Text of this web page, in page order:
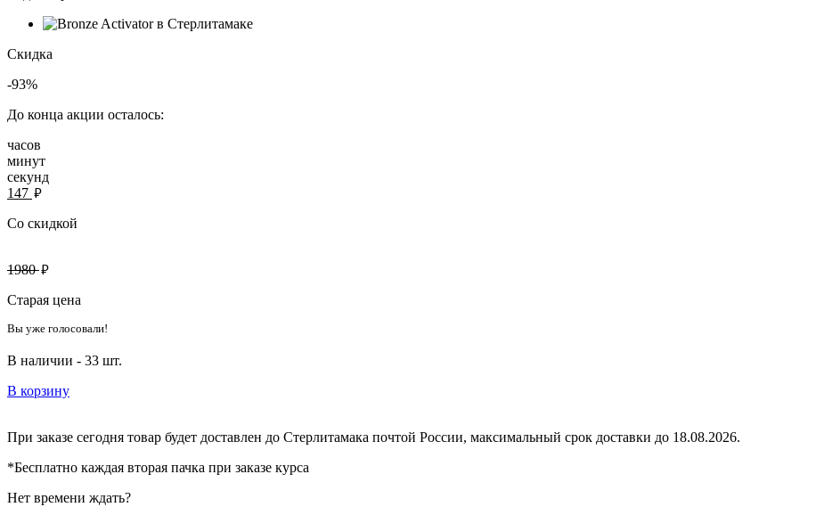
Скидка
-93%
До конца акции осталось:
часов
минут
секунд
147 руб.
Со скидкой
1980руб.
Старая цена
Вы уже голосовали!
В наличии - 33 шт.
В корзину
При заказе сегодня товар будет доставлен до Стерлитамака почтой России, максимальный срок доставки до 18.08.2026.
*Бесплатно каждая вторая пачка при заказе курса
Нет времени ждать?